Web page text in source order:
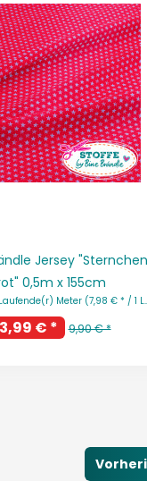
Jersey "Sternchen
0,5m x 155cm
Meter (7,98 € * / 1 Laufende(r) Meter)
3,99 € * 9,90 € *